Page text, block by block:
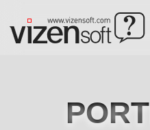
PORT